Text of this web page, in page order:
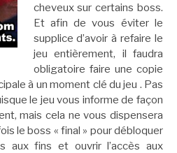
cheveux sur certains boss.
Et afin de vous éviter le
supplice d’avoir à refaire le
jeu entièrement, il faudra
obligatoire faire une copie
à un moment clé du jeu . Pas
le jeu vous informe de façon
mais cela ne vous dispensera
le boss « final » pour débloquer
aux fins et ouvrir l’accès aux